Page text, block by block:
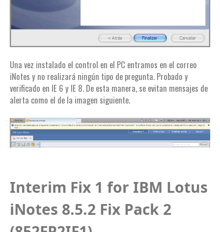
Una vez instalado el control en el PC entramos en el correo
iNotes y no realizará ningún tipo de pregunta. Probado y
verificado en IE 6 y IE 8. De esta manera, se evitan mensajes de
alerta como el de la imagen siguiente.
Interim Fix 1 for IBM Lotus
iNotes 8.5.2 Fix Pack 2